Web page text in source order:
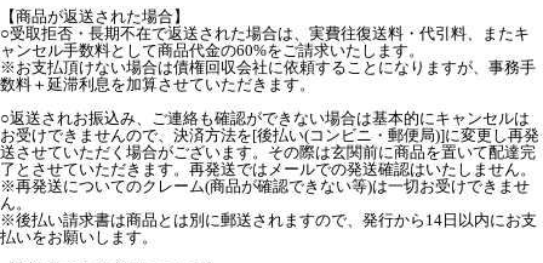
【商品が返送された場合】
○受取拒否・長期不在で返送された場合は、実費往復送料・代引料、またキ
ャンセル手数料として商品代金の60%をご請求いたします。
※お支払頂けない場合は債権回収会社に依頼することになりますが、事務手
数料＋延滞利息を加算させていただきます。
○返送されお振込み、ご連絡も確認ができない場合は基本的にキャンセルは
お受けできませんので、決済方法を[後払い(コンビニ・郵便局)]に変更し再発
送させていただく場合がございます。その際は玄関前に商品を置いて配達完
了とさせていただきます。再発送ではメールでの発送確認はいたしません。
※再発送についてのクレーム(商品が確認できない等)は一切お受けできませ
ん。
※後払い請求書は商品とは別に郵送されますので、発行から14日以内にお支
払いをお願いします。